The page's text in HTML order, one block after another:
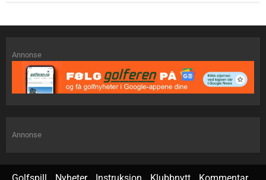
Annonse
Annonse